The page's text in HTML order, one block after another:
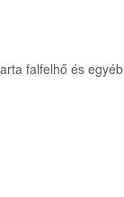
falfelhő és egyéb